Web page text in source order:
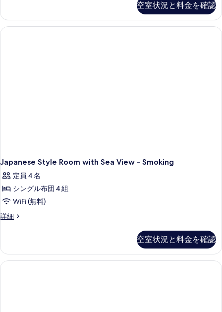
す
べ
の
詳
べ
て
禁
煙
の
空室状況と料金を確認
Japanese Style Room with Sea View - Smoking
定員 4 名
シングル布団 4 組
WiFi (無料)
詳細
Japanese
Sea
View
-
空室状況と料金を確認